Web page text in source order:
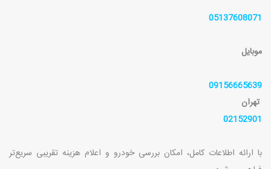
05137608071
موبایل
09156665639
تهران
02152901
با ارائه اطلاعات کامل، امکان بررسی خودرو و اعلام هزینه تقریبی سریع‌تر